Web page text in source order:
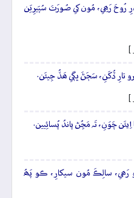
رُوحَ رَھِي، مُون کي صُورَتَ سُپَيرِيَن
تارِ ڏُکَنِ، سَڄَڻَ ڀڳي ھَڏُ جِيئَن.
چَوَنِ، تَہ مَڇُڻ پاندُ پُسائِيين.
رَھي، سالِڪَ مُون سيکارِ، ڪو پَھُ